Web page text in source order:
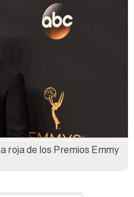
roja de los Premios Emmy